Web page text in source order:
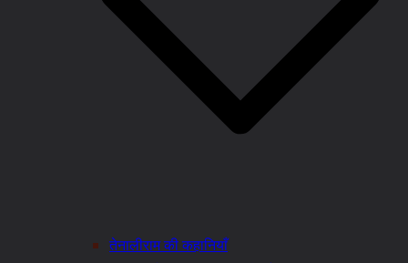
तेनालीराम की कहानियाँ